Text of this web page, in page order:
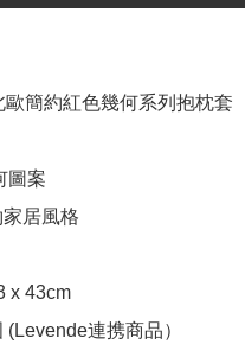
歐簡約紅色幾何系列抱枕套
圖案
居風格
x 43cm
(Levende連携商品）